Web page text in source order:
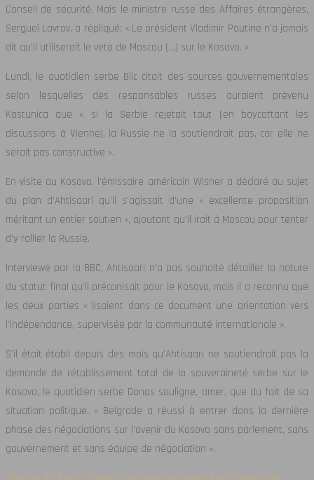
Conseil de sécurité. Mais le ministre russe des Affaires étrangères,
Sergueï Lavrov, a répliqué: « Le président Vladimir Poutine n’a jamais
dit qu’il utiliserait le veto de Moscou (…) sur le Kosovo. »
Lundi, le quotidien serbe Blic citait des sources gouvernementales
selon lesquelles des responsables russes auraient prévenu
Kostunica que « si la Serbie rejetait tout (en boycottant les
discussions à Vienne), la Russie ne la soutiendrait pas, car elle ne
serait pas constructive ».
En visite au Kosovo, l’émissaire américain Wisner a déclaré au sujet
du plan d’Ahtisaari qu’il s’agissait d’une « excellente proposition
méritant un entier soutien », ajoutant qu’il irait à Moscou pour tenter
d’y rallier la Russie.
Interviewé par la BBC, Ahtisaari n’a pas souhaité détailler la nature
du statut final qu’il préconisait pour le Kosovo, mais il a reconnu que
les deux parties « lisaient dans ce document une orientation vers
l’indépendance, supervisée par la communauté internationale ».
S’il était établi depuis des mois qu’Ahtisaari ne soutiendrait pas la
demande de rétablissement total de la souveraineté serbe sur le
Kosovo, le quotidien serbe Danas souligne, amer, que du fait de sa
situation politique, « Belgrade a réussi à entrer dans la dernière
phase des négociations sur l’avenir du Kosovo sans parlement, sans
gouvernement et sans équipe de négociation ».